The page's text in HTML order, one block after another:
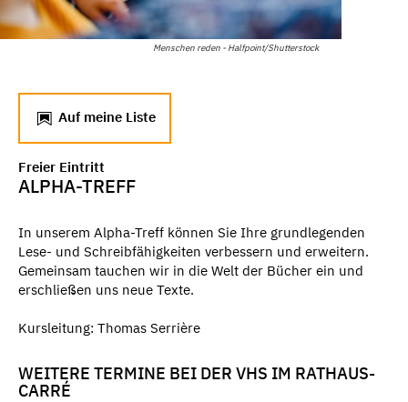
Menschen reden - Halfpoint/Shutterstock
Auf meine Liste
Freier Eintritt
ALPHA-TREFF
In unserem Alpha-Treff können Sie Ihre grundlegenden
Lese- und Schreibfähigkeiten verbessern und erweitern.
Gemeinsam tauchen wir in die Welt der Bücher ein und
erschließen uns neue Texte.
Kursleitung: Thomas Serrière
WEITERE TERMINE BEI DER VHS IM RATHAUS-
CARRÉ